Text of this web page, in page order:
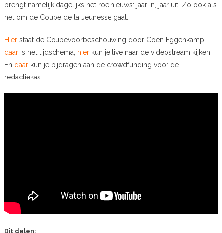
brengt namelijk dagelijks het roeinieuws: jaar in, jaar uit. Zo ook als
het om de Coupe de la Jeunesse gaat.
Hierstaat de Coupevoorbeschouwing door Coen Eggenkamp,
daaris het tijdschema, hierkun je live naar de videostream kijken.
En daarkun je bijdragen aan de crowdfunding voor de
redactiekas.
Dit delen: